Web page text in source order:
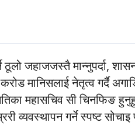
ठूलो जहाजजस्तै मान्नुपर्दा,
करोड मानिसलाई नेतृत्व गर्दै
महासचिव सी चिनफिङ
व्यवस्थापन गर्ने स्पष्ट